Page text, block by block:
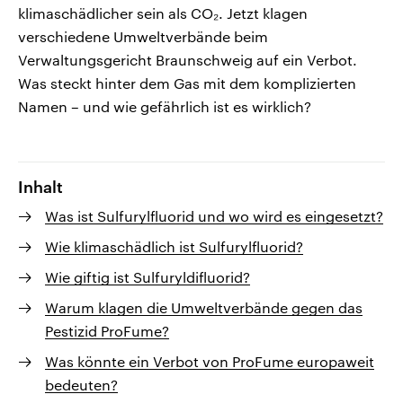
klimaschädlicher sein als CO₂. Jetzt klagen
verschiedene Umweltverbände beim
Verwaltungsgericht Braunschweig auf ein Verbot.
Was steckt hinter dem Gas mit dem komplizierten
Namen – und wie gefährlich ist es wirklich?
Inhalt
Was ist Sulfurylfluorid und wo wird es eingesetzt?
Wie klimaschädlich ist Sulfurylfluorid?
Wie giftig ist Sulfuryldifluorid?
Warum klagen die Umweltverbände gegen das
Pestizid ProFume?
Was könnte ein Verbot von ProFume europaweit
bedeuten?